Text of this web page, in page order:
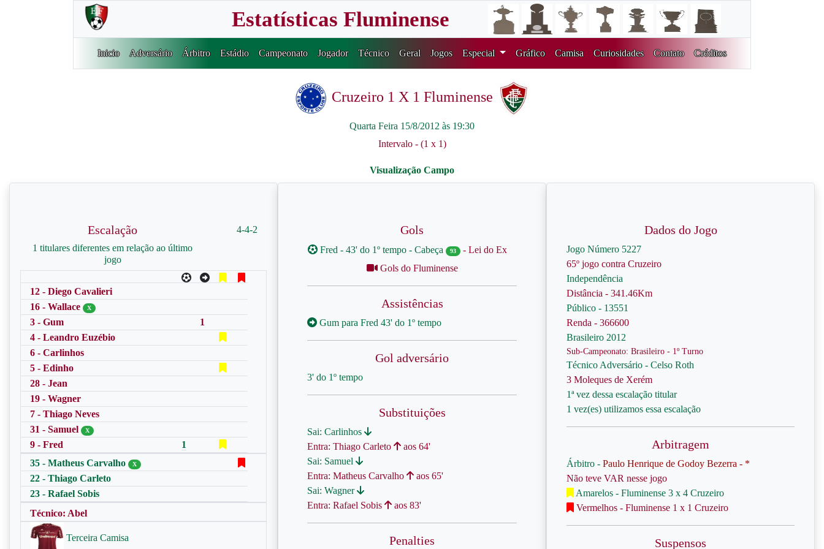
Estatísticas Fluminense
Inicio Adversário Árbitro Estádio Campeonato Jogador Técnico Geral Jogos Especial Gráfico Camisa Curiosidades Contato Créditos
Cruzeiro 1 X 1 Fluminense
Quarta Feira 15/8/2012 às 19:30
Intervalo - (1 x 1)
Escalação
1 titulares diferentes em relação ao último
jogo
4-4-2
12 - Diego Cavalieri
16 - Wallace
X
3 - Gum
1
4 - Leandro Euzébio
6 - Carlinhos
5 - Edinho
28 - Jean
19 - Wagner
7 - Thiago Neves
31 - Samuel
X
9 - Fred
1
35 - Matheus Carvalho
X
22 - Thiago Carleto
23 - Rafael Sobis
Técnico: Abel
Terceira Camisa
Gols
Fred - 43' do 1º tempo - Cabeça 93
- Lei do Ex
Gols do Fluminense
Assistências
Gum para Fred 43' do 1º tempo
Gol adversário
3' do 1º tempo
Substituições
Sai: Carlinhos
Entra: Thiago Carleto
aos 64'
Sai: Samuel
Entra: Matheus Carvalho
aos 65'
Sai: Wagner
Entra: Rafael Sobis
aos 83'
Penalties
Dados do Jogo
Jogo Número 5227
65º jogo contra Cruzeiro
Independência
Distância - 341.46Km
Público - 13551
Renda - 366600
Brasileiro 2012
Sub-Campeonato: Brasileiro - 1º Turno
Técnico Adversário - Celso Roth
3 Moleques de Xerém
1ª vez dessa escalação titular
1 vez(es) utilizamos essa escalação
Arbitragem
Árbitro - Paulo Henrique de Godoy Bezerra - *
Não teve VAR nesse jogo
Amarelos - Fluminense 3 x 4 Cruzeiro
Vermelhos - Fluminense 1 x 1 Cruzeiro
Suspensos